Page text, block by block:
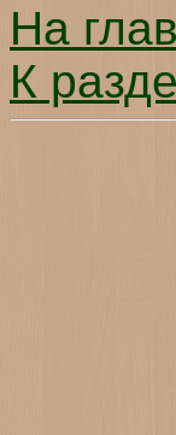
На
К